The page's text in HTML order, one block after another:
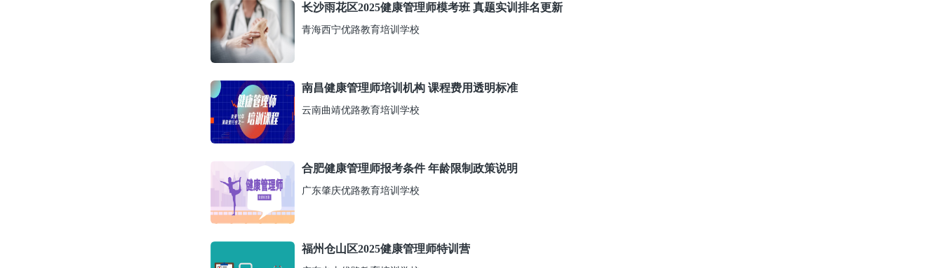
长沙雨花区2025健康管理师模考班 真题实训排名更新
青海西宁优路教育培训学校
南昌健康管理师培训机构 课程费用透明标准
云南曲靖优路教育培训学校
合肥健康管理师报考条件 年龄限制政策说明
广东肇庆优路教育培训学校
福州仓山区2025健康管理师特训营